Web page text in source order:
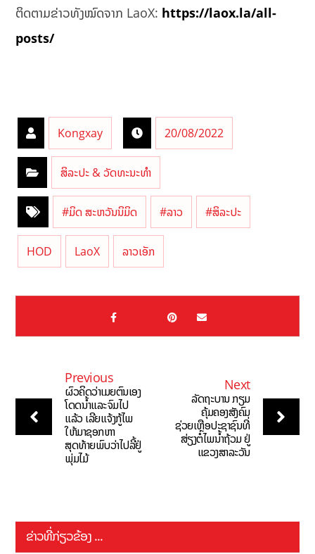
ຕິດຕາມຂ່າວທັງໝົດຈາກ LaoX: https://laox.la/all-
posts/
Kongxay 20/08/2022
ສິລະປະ & ວັດທະນະທຳ
#ມິດ ສະຫວັນນິມິດ #ລາວ #ສິລະປະ
HOD LaoX ລາວເອັກ
Previous
ຜົວຄິດວ່າເມຍຕົນເອງ
ໂດດນ້ຳແລະຈົມໄປ
ແລ້ວ ເລີຍແຈ້ງກູ້ໄພ
ໃຫ້ມາຊອກຫາ
ສຸດທ້າຍພົບວ່າໄປລີ້ຢູ່
ພຸ່ມໄມ້
Next
ລັດຖະບານ ກຽມ
ຄຸ້ມຄອງສັງຄົມ
ຊ່ວຍເຫຼືອປະຊາຊົນທີ່
ສ່ຽງຕໍ່ໄພນ້ຳຖ້ວມ ຢູ່
ແຂວງສາລະວັນ
ຂ່າວທີ່ກ່ຽວຂ້ອງ ...